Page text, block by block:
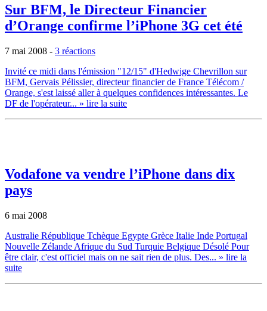
Sur BFM, le Directeur Financier
d’Orange confirme l’iPhone 3G cet été
7 mai 2008 - 3 réactions
Invité ce midi dans l'émission "12/15" d'Hedwige Chevrillon sur
BFM, Gervais Pélissier, directeur financier de France Télécom /
Orange, s'est laissé aller à quelques confidences intéressantes. Le
DF de l'opérateur... » lire la suite
Vodafone va vendre l’iPhone dans dix
pays
6 mai 2008
Australie République Tchèque Egypte Grèce Italie Inde Portugal
Nouvelle Zélande Afrique du Sud Turquie Belgique Désolé Pour
être clair, c'est officiel mais on ne sait rien de plus. Des... » lire la
suite